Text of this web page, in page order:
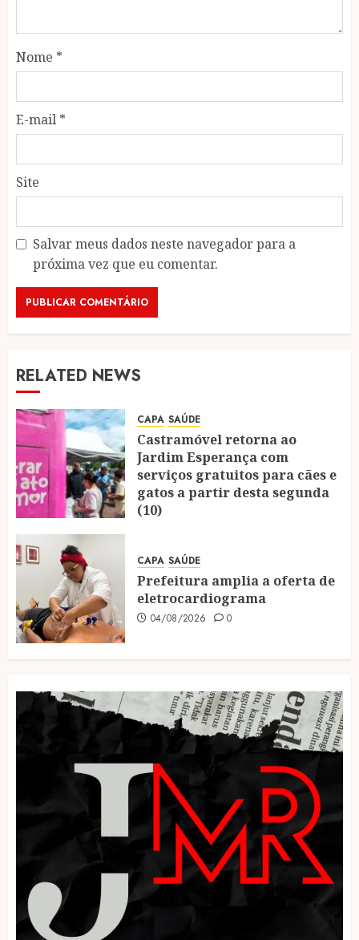
Nome *
E-mail *
Site
Salvar meus dados neste navegador para a
próxima vez que eu comentar.
RELATED NEWS
CAPA SAÚDE
Castramóvel retorna ao
Jardim Esperança com
serviços gratuitos para cães e
gatos a partir desta segunda
(10)
CAPA SAÚDE
Prefeitura amplia a oferta de
eletrocardiograma
04/08/2026 0